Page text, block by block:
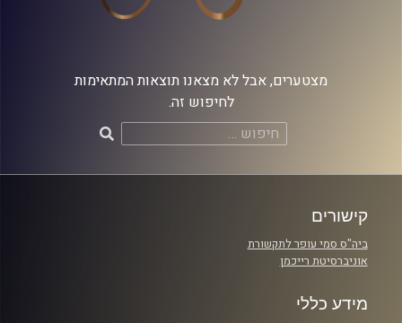
מצטערים, אבל לא מצאנו תוצאות המתאימות
לחיפוש זה.
חיפוש:
קישורים
ביה"ס סמי עופר לתקשורת
אוניברסיטת רייכמן
מידע כללי